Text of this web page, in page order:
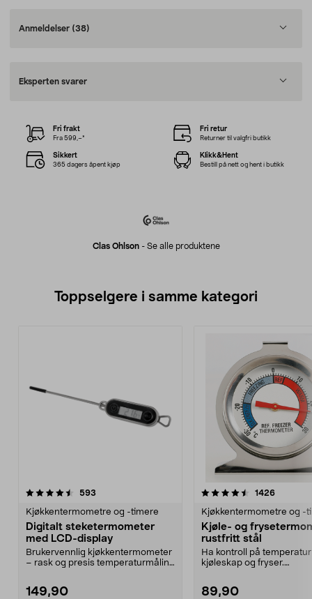
Anmeldelser (38)
Eksperten svarer
Clas Ohlson- Se alle produktene
Fri frakt
Fra 599,–*
Fri retur
Returner til valgfri butikk
Sikkert
365 dagers åpent kjøp
Klikk&Hent
Bestill på nett og hent i butikk
Toppselgere i samme kategori
593
Kjøkkentermometre og -timere
Digitalt steketermometer
med LCD-display
Brukervennlig kjøkkentermometer
– rask og presis temperaturmåling
149,90
4.5 av 5 stjerner 1426
Kjøkkentermometre og -
Kjøle- og
rustfritt stål
Ha kontroll på temperatur
kjøleskap og fryser.
89,90
4.5 av 5 stjerner